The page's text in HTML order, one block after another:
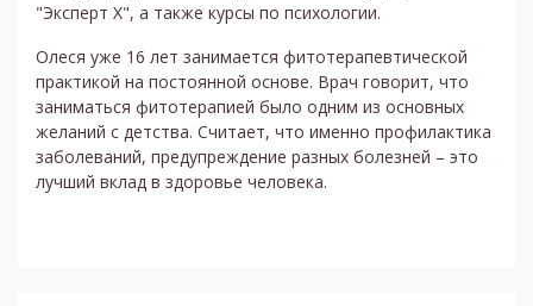
"Эксперт Х", а также курсы по психологии.
Олеся уже 16 лет занимается фитотерапевтической
практикой на постоянной основе. Врач говорит, что
заниматься фитотерапией было одним из основных
желаний с детства. Считает, что именно профилактика
заболеваний, предупреждение разных болезней – это
лучший вклад в здоровье человека.